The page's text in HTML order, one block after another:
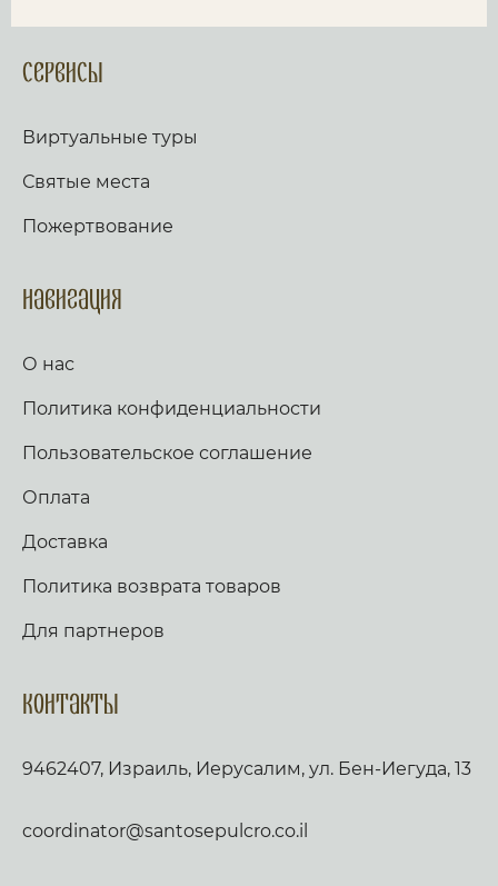
Сервисы
Виртуальные туры
Святые места
Пожертвование
Навигация
О нас
Политика конфиденциальности
Пользовательское соглашение
Оплата
Доставка
Политика возврата товаров
Для партнеров
Контакты
9462407, Израиль, Иерусалим, ул. Бен-Иегуда, 13
coordinator@santosepulcro.co.il